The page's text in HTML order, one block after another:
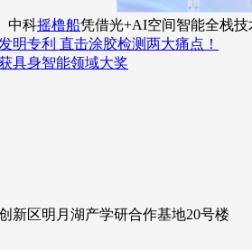
中科摇橹船凭借光+AI空间智能全栈技
明专利 直击涂胶检测两大痛点！
具身智能领域大奖
新区明月湖产学研合作基地20号楼